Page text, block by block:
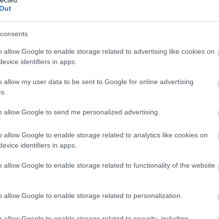
allow Google to enable storage related to advertising like cookies on
identifiers in apps.
allow my user data to be sent to Google for online advertising
allow Google to send me personalized advertising.
allow Google to enable storage related to analytics like cookies on
identifiers in apps.
allow Google to enable storage related to functionality of the website
allow Google to enable storage related to personalization.
park
komment
- THIEVERY CORPORATION A
egy zenész-énekes, no meg soul, lounge, latin jazz és
vasárnap a Parkba visszatérő Thievery Corporation. A
TOVÁBB →